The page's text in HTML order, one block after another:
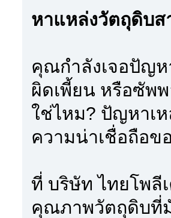
หาแหล่งวัตถุดิบส
คุณกำลังเจอปัญ
ผิดเพี้ยน หรือซัพ
ใช่ไหม? ปัญหาเ
ความน่าเชื่อถือข
ที่ บริษัท ไทยโพลี
คุณภาพวัตถุดิบที่มั่